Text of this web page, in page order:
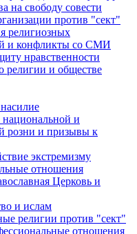
на свободу совести
против "сект"
религиозных
и конфликты со СМИ
нравственности
религии и обществе
национальной и
розни и призывы к
экстремизму
отношения
Церковь и
и ислам
религии против "сект"
отношения